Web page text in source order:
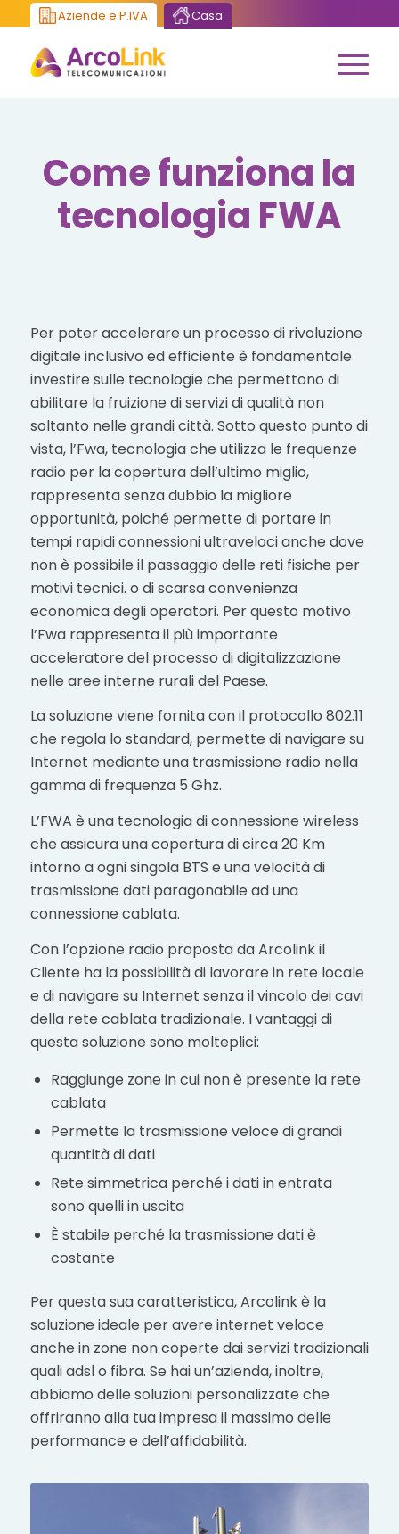
Aziende e P.IVA Casa
Come funziona la
tecnologia FWA
Per poter accelerare un processo di rivoluzione
digitale inclusivo ed efficiente è fondamentale
investire sulle tecnologie che permettono di
abilitare la fruizione di servizi di qualità non
soltanto nelle grandi città. Sotto questo punto di
vista, l’Fwa, tecnologia che utilizza le frequenze
radio per la copertura dell’ultimo miglio,
rappresenta senza dubbio la migliore
opportunità, poiché permette di portare in
tempi rapidi connessioni ultraveloci anche dove
non è possibile il passaggio delle reti fisiche per
motivi tecnici. o di scarsa convenienza
economica degli operatori. Per questo motivo
l’Fwa rappresenta il più importante
acceleratore del processo di digitalizzazione
nelle aree interne rurali del Paese.
La soluzione viene fornita con il protocollo 802.11
che regola lo standard, permette di navigare su
Internet mediante una trasmissione radio nella
gamma di frequenza 5 Ghz.
L’FWA è una tecnologia di connessione wireless
che assicura una copertura di circa 20 Km
intorno a ogni singola BTS e una velocità di
trasmissione dati paragonabile ad una
connessione cablata.
Con l’opzione radio proposta da Arcolink il
Cliente ha la possibilità di lavorare in rete locale
e di navigare su Internet senza il vincolo dei cavi
della rete cablata tradizionale. I vantaggi di
questa soluzione sono molteplici:
Raggiunge zone in cui non è presente la rete
cablata
Permette la trasmissione veloce di grandi
quantità di dati
Rete simmetrica perché i dati in entrata
sono quelli in uscita
È stabile perché la trasmissione dati è
costante
Per questa sua caratteristica, Arcolink è la
soluzione ideale per avere internet veloce
anche in zone non coperte dai servizi tradizionali
quali adsl o fibra. Se hai un’azienda, inoltre,
abbiamo delle soluzioni personalizzate che
offriranno alla tua impresa il massimo delle
performance e dell’affidabilità.